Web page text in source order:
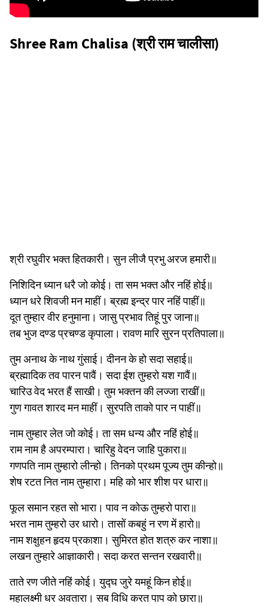
Shree Ram Chalisa (श्री राम चालीसा)
श्री रघुवीर भक्त हितकारी। सुन लीजै प्रभु अरज हमारी॥
निशिदिन ध्यान धरै जो कोई। ता सम भक्त और नहिं होई॥
ध्यान धरे शिवजी मन माहीं। ब्रह्म इन्द्र पार नहिं पाहीं॥
दूत तुम्हार वीर हनुमाना। जासु प्रभाव तिहूं पुर जाना॥
तब भुज दण्ड प्रचण्ड कृपाला। रावण मारि सुरन प्रतिपाला॥
तुम अनाथ के नाथ गुंसाई। दीनन के हो सदा सहाई॥
ब्रह्मादिक तव पारन पावैं। सदा ईश तुम्हरो यश गावैं॥
चारिउ वेद भरत हैं साखी। तुम भक्तन की लज्जा राखीं॥
गुण गावत शारद मन माहीं। सुरपति ताको पार न पाहीं॥
नाम तुम्हार लेत जो कोई। ता सम धन्य और नहिं होई॥
राम नाम है अपरम्पारा। चारिहु वेदन जाहि पुकारा॥
गणपति नाम तुम्हारो लीन्हो। तिनको प्रथम पूज्य तुम कीन्हो॥
शेष रटत नित नाम तुम्हारा। महि को भार शीश पर धारा॥
फूल समान रहत सो भारा। पाव न कोऊ तुम्हरो पारा॥
भरत नाम तुम्हरो उर धारो। तासों कबहुं न रण में हारो॥
नाम शक्षुहन हृदय प्रकाशा। सुमिरत होत शत्रु कर नाशा॥
लखन तुम्हारे आज्ञाकारी। सदा करत सन्तन रखवारी॥
ताते रण जीते नहिं कोई। युद्घ जुरे यमहूं किन होई॥
महालक्ष्मी धर अवतारा। सब विधि करत पाप को छारा॥